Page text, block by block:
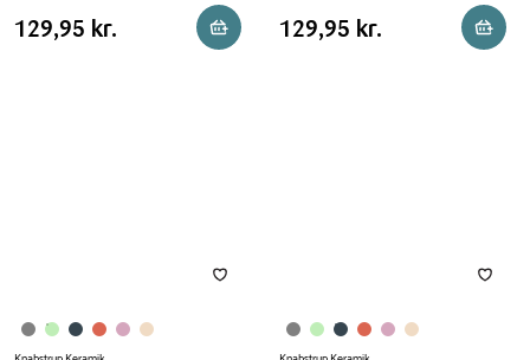
Knabstrup
Colorit
Pris
Pris 129,95 kr.
129,95 kr. Læg i kurv
Knabstrup
Colorit
Pris
Pris 129,95 kr.
129,95 kr. Læg i